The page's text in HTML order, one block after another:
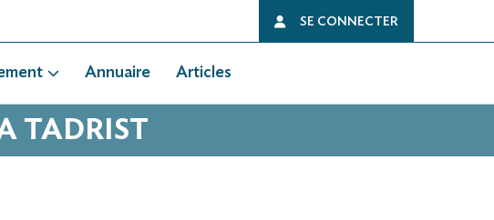
SE CONNECTER
Annuaire Articles
TADRIST